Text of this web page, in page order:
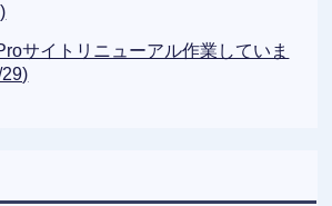
サイトリニューアル作業していま